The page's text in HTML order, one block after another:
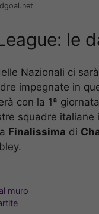
le
Nazionali ci
impegnate in
con la 1ª
squadre italiane
Finalissima di
muro